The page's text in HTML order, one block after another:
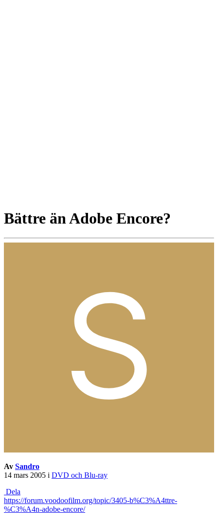
Bättre än Adobe Encore?
Av Sandro
14 mars 2005 i DVD och Blu-ray
Dela
https://forum.voodoofilm.org/topic/3405-b%C3%A4ttre-
%C3%A4n-adobe-encore/